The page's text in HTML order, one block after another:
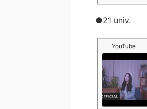
●21 univ.
YouTube